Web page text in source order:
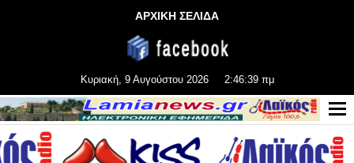
ΑΡΧΙΚΗ ΣΕΛΙΔΑ
Κυριακή, 9 Αυγούστου 2026 2:46:41 πμ